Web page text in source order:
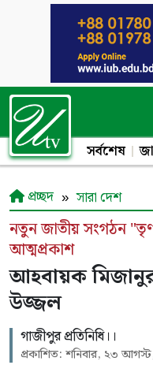
সর্বশেষ
প্রচ্ছদ সারা দেশ
নতুন জাতীয় সংগঠন
আত্মপ্রকাশ
আহবায়ক
উজ্জল
গাজীপুর প্রতিনিধি।।
প্রকাশিত: শনিবার, ২৩